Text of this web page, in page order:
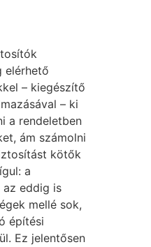
elérhető
– kiegészítő
– ki
a rendeletben
ám számolni
kötők
a
eddig is
mellé sok,
építési
Ez jelentősen